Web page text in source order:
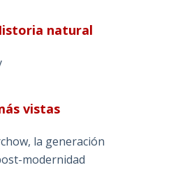
natural
vistas
la generación
modernidad